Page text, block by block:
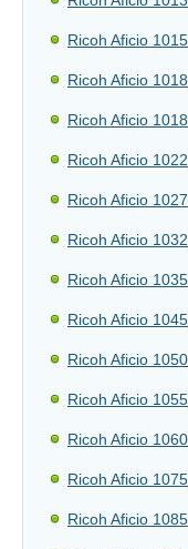
Ricoh Aficio 1015
Ricoh Aficio 1018
Ricoh Aficio
Ricoh Aficio 1022
Ricoh Aficio 1027
Ricoh Aficio 1032
Ricoh Aficio 1035
Ricoh Aficio 1045
Ricoh Aficio 1050
Ricoh Aficio 1055
Ricoh Aficio 1060
Ricoh Aficio 1075
Ricoh Aficio 1085